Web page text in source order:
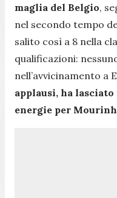
maglia del Belgio,
nel secondo tempo
salito così a 8 nella
qualificazioni:
nell’avvicinamento a
applausi, ha
energie per